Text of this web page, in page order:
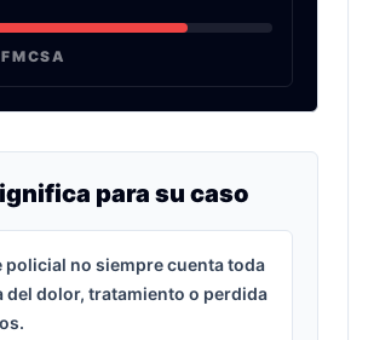
FMCSA
para su caso
policial no siempre cuenta toda
del dolor, tratamiento o perdida